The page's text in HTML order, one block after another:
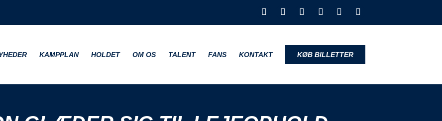
KAMPPLAN HOLDET OM OS TALENT FANS KONTAKT KØB BILLETTER